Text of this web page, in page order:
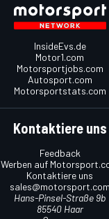
InsideEvs.de
Motor1.com
Motorsportjobs.com
Autosport.com
Motorsportstats.com
Kontaktiere uns
Feedback
Werben auf
Kontaktiere uns
sales@motorsport.com
Hans-Pinsel-Straße 9b
85540 Haar